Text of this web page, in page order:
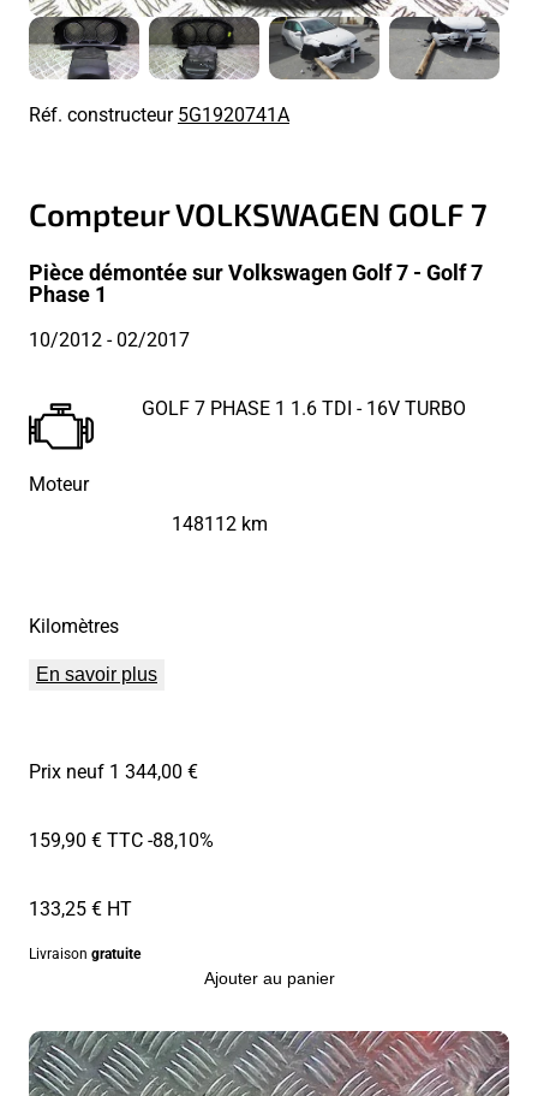
Réf. constructeur5G1920741A
Compteur VOLKSWAGEN GOLF 7
Pièce démontée sur Volkswagen Golf 7 - Golf 7
Phase 1
10/2012- 02/2017
Moteur
GOLF 7 PHASE 1 1.6 TDI - 16V TURBO
Kilomètres
148112 km
En savoir plus
Prix neuf 1 344,00 €
159,90 € TTC-88,10%
133,25 € HT
Livraison gratuite
Ajouter au panier